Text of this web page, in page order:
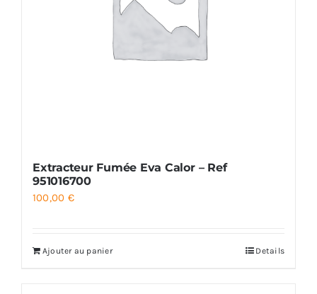
Extracteur Fumée Eva Calor – Ref
951016700
100,00 €
Ajouter au panier Details